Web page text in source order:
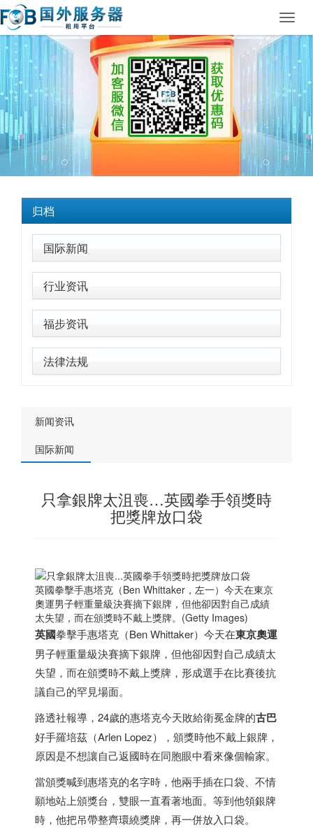
归档
国际新闻
行业资讯
福步资讯
法律法规
新闻资讯
国际新闻
只拿銀牌太沮喪…英國拳手領獎時
把獎牌放口袋
英國拳擊手惠塔克（Ben Whittaker，左一）今天在東京
奧運男子輕重量級決賽摘下銀牌，但他卻因對自己成績
太失望，而在頒獎時不戴上獎牌。(Getty Images)
英國拳擊手惠塔克（Ben Whittaker）今天在東京奧運
男子輕重量級決賽摘下銀牌，但他卻因對自己成績太
失望，而在頒獎時不戴上獎牌，形成選手在比賽後抗
議自己的罕見場面。
路透社報導，24歲的惠塔克今天敗給衛冕金牌的古巴
好手羅培茲（Arlen Lopez），頒獎時他不戴上銀牌，
原因是不想讓自己返國時在同胞眼中看來像個輸家。
當頒獎喊到惠塔克的名字時，他兩手插在口袋、不情
願地站上頒獎台，雙眼一直看著地面。等到他領銀牌
時，他把吊帶整齊環繞獎牌，再一併放入口袋。